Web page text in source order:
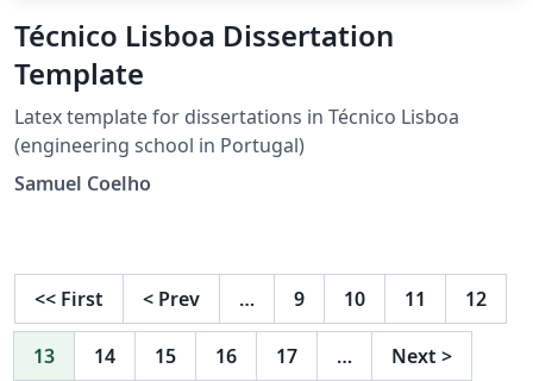
Técnico Lisboa Dissertation
Template
Latex template for dissertations in Técnico Lisboa
(engineering school in Portugal)
Samuel Coelho
<< First < Prev … 9 10 11 12
13 14 15 16 17 … Next >